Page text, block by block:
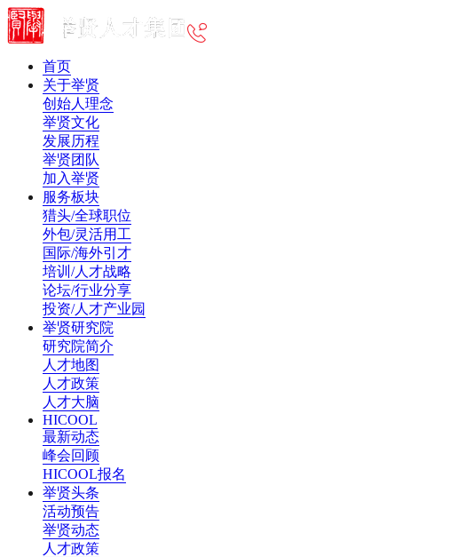
首页
关于举贤
创始人理念
举贤文化
发展历程
举贤团队
加入举贤
服务板块
猎头/全球职位
外包/灵活用工
国际/海外引才
培训/人才战略
论坛/行业分享
投资/人才产业园
举贤研究院
研究院简介
人才地图
人才政策
人才大脑
HICOOL
最新动态
峰会回顾
HICOOL报名
举贤头条
活动预告
举贤动态
人才政策